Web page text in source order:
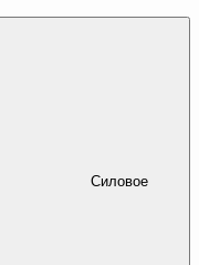
Силовое